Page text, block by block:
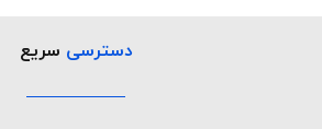
دسترسی سریع